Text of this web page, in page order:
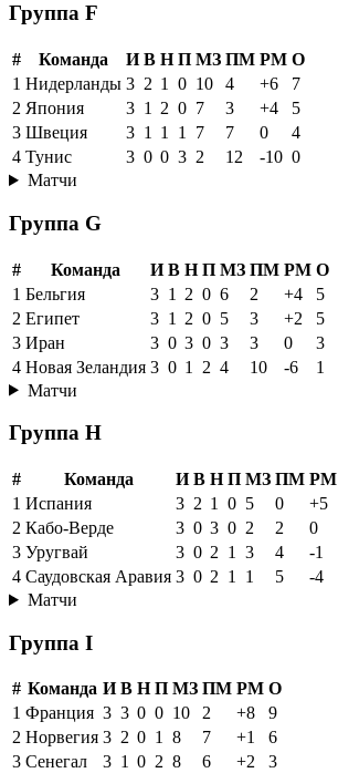
Группа F
# Команда И В Н П МЗ ПМ РМ О
1 Нидерланды 3 2 1 0 10 4 +6
7
2 Япония 3 1 2 0 7 3 +4
5
3 Швеция 3 1 1 1 7 7 0
4
4 Тунис 3 0 0 3 2 12 -10 0
Матчи
Группа G
# Команда И В Н П МЗ ПМ РМ О
1 Бельгия 3 1 2 0 6 2 +4
5
2 Египет 3 1 2 0 5 3 +2
5
3 Иран 3 0 3 0 3 3 0
3
4 Новая Зеландия 3 0 1 2 4 10 -6
1
Матчи
Группа H
# Команда И В Н П МЗ ПМ РМ
1 Испания 3 2 1 0 5 0 +5
2 Кабо-Верде 3 0 3 0 2 2 0
3 Уругвай 3 0 2 1 3 4 -1
4 Саудовская Аравия 3 0 2 1 1 5 -4
Матчи
Группа I
# Команда И В Н П МЗ ПМ РМ О
1 Франция 3 3 0 0 10 2 +8
9
2 Норвегия 3 2 0 1 8 7 +1
6
3 Сенегал 3 1 0 2 8 6 +2
3